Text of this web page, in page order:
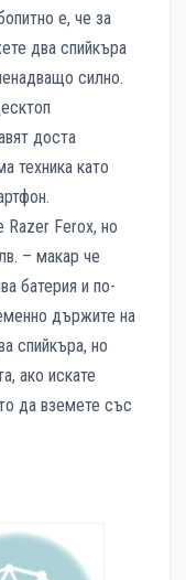
е, че за
два спийкъра
силно.
доста
техника като
Razer Ferox, но
– макар че
батерия и по-
държите на
спийкъра, но
ако искате
да вземете със